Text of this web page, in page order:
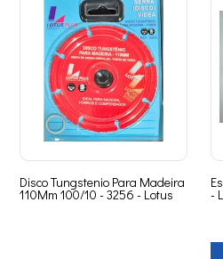
Disco Tungstenio Para Madeira
110Mm 100/10 - 3256 - Lotus -